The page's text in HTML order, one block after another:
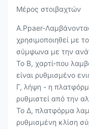
Μέρος στοιβαχτών
A.Ppaer-
χρησιμοποιηθεί με
σύμφωνα με την
Το Β, χαρτί-που
είναι ρυθμισμένο
Γ, λήψη - η
ρυθμιστεί από την
Το Δ, πλατφόρμα
ρυθμισμένη κλίση